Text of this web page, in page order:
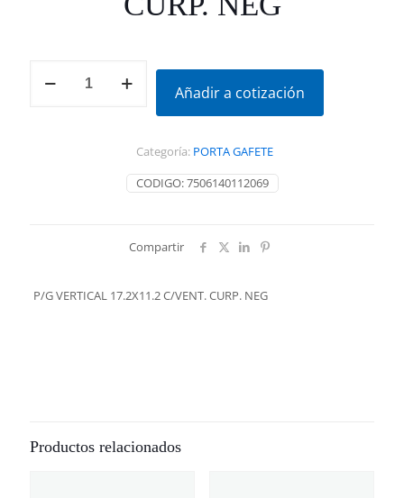
VERTICAL
Añadir a cotización
CODIGO:7506140112069
Categoría: PORTA GAFETE
Compartir
P/G VERTICAL 17.2X11.2 C/VENT. CURP. NEG
Productos relacionados